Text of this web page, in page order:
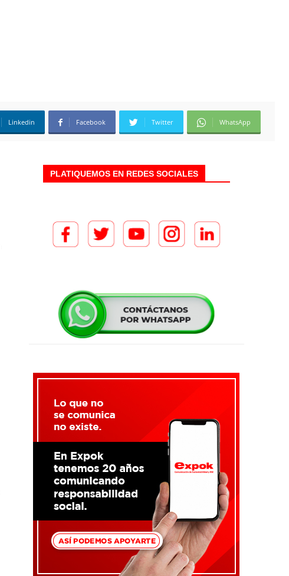
Linkedin Facebook Twitter WhatsApp
PLATIQUEMOS EN REDES SOCIALES